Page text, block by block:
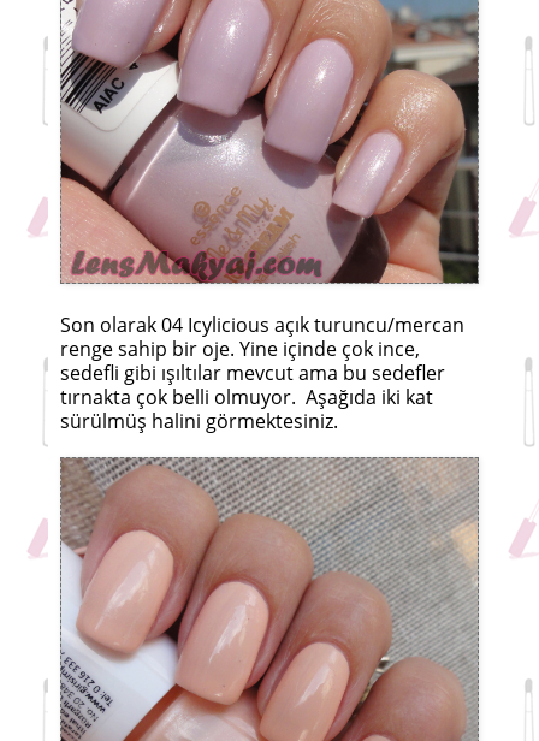
Son olarak 04 Icylicious açık turuncu/mercan
renge sahip bir oje. Yine içinde çok ince,
sedefli gibi ışıltılar mevcut ama bu sedefler
tırnakta çok belli olmuyor. Aşağıda iki kat
sürülmüş halini görmektesiniz.